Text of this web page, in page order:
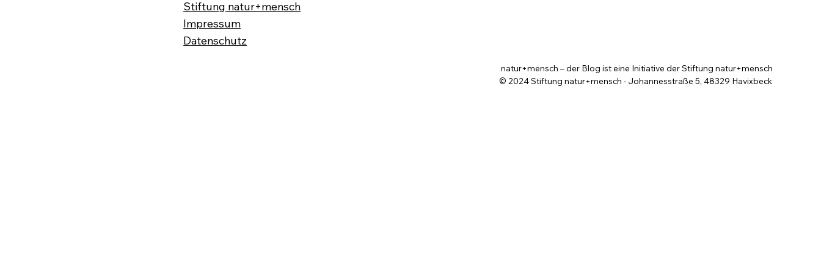
Stiftung natur+mensch
Impressum
Datenschutz
natur+mensch – der Blog ist eine Initiative der Stiftung natur+mensch
© 2024 Stiftung natur+mensch - Johannesstraße 5, 48329 Havixbeck